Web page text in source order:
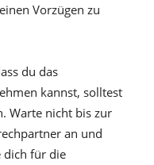
Vorzügen zu
du das
kannst, solltest
Warte nicht bis zur
an und
dich für die